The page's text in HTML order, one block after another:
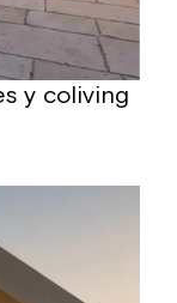
y coliving